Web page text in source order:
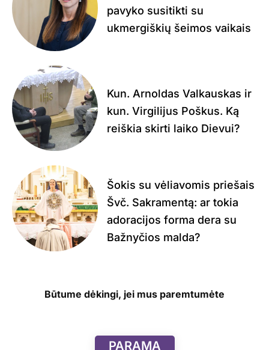
pavyko susitikti su
ukmergiškių šeimos vaikais
Kun. Arnoldas Valkauskas ir
kun. Virgilijus Poškus. Ką
reiškia skirti laiko Dievui?
Šokis su vėliavomis priešais
Švč. Sakramentą: ar tokia
adoracijos forma dera su
Bažnyčios malda?
Būtume dėkingi, jei mus paremtumėte
PARAMA